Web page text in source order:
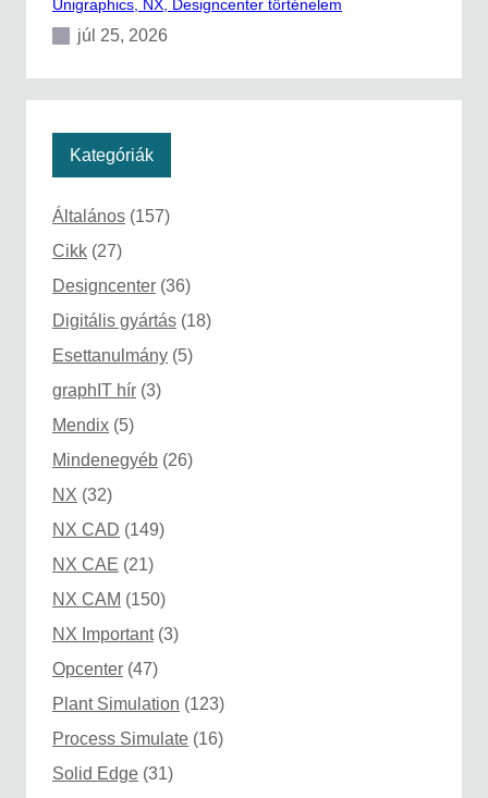
Unigraphics, NX, Designcenter történelem
júl 25, 2026
Kategóriák
Általános (157)
Cikk (27)
Designcenter (36)
Digitális gyártás (18)
Esettanulmány (5)
graphIT hír (3)
Mendix (5)
Mindenegyéb (26)
NX (32)
NX CAD (149)
NX CAE (21)
NX CAM (150)
NX Important(3)
Opcenter (47)
Plant Simulation (123)
Process Simulate (16)
Solid Edge (31)